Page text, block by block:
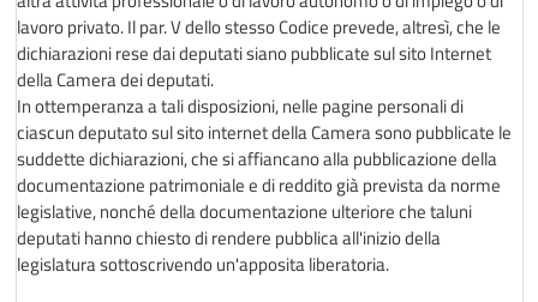
lavoro privato. Il par. V dello stesso Codice prevede, altresì, che le
dichiarazioni rese dai deputati siano pubblicate sul sito Internet
della Camera dei deputati.
In ottemperanza a tali disposizioni, nelle pagine personali di
ciascun deputato sul sito internet della Camera sono pubblicate le
suddette dichiarazioni, che si affiancano alla pubblicazione della
documentazione patrimoniale e di reddito già prevista da norme
legislative, nonché della documentazione ulteriore che taluni
deputati hanno chiesto di rendere pubblica all'inizio della
legislatura sottoscrivendo un'apposita liberatoria.